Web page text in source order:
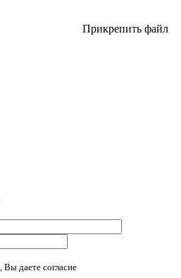
Прикрепить файл
, Вы даете согласие